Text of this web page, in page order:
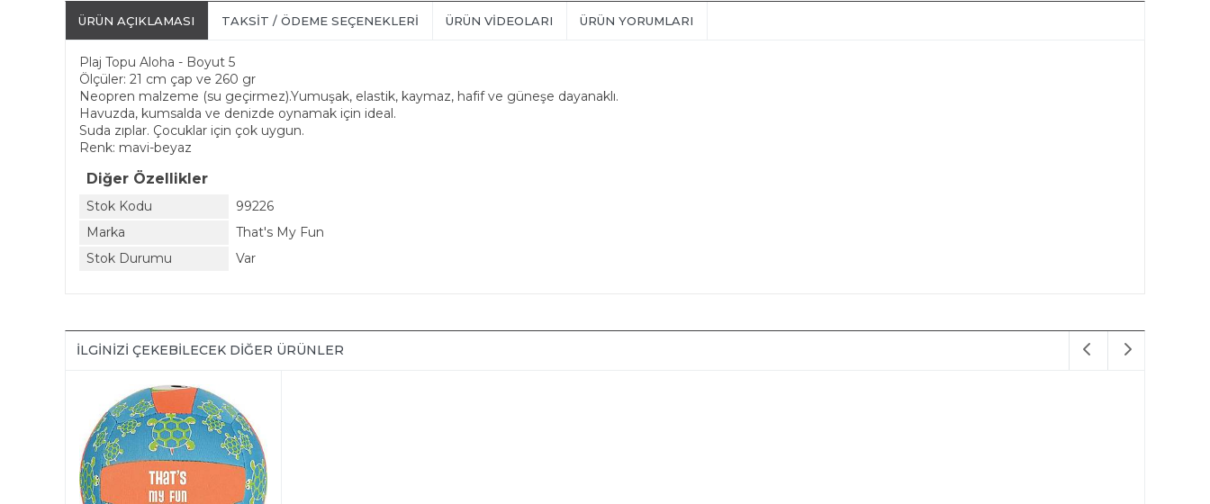
ÜRÜN AÇIKLAMASI TAKSIT / ÖDEME SEÇENEKLERI ÜRÜN VIDEOLARI ÜRÜN YORUMLARI
Plaj Topu Aloha - Boyut 5
Ölçüler: 21 cm çap ve 260 gr
Neopren malzeme (su geçirmez).Yumuşak, elastik, kaymaz, hafif ve güneşe dayanaklı.
Havuzda, kumsalda ve denizde oynamak için ideal.
Suda zıplar. Çocuklar için çok uygun.
Renk: mavi-beyaz
Diğer Özellikler
Stok Kodu
99226
Marka
That's My Fun
Stok Durumu
Var
İLGINIZI ÇEKEBILECEK DIĞER ÜRÜNLER